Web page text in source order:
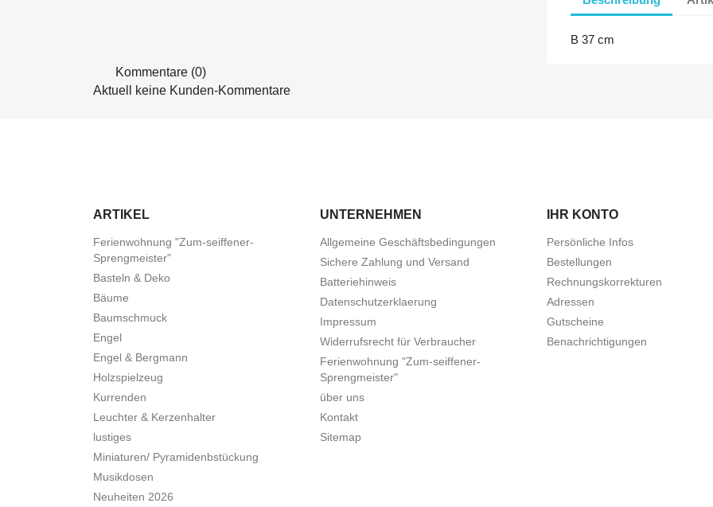
B 37 cm
Kommentare (0)
Aktuell keine Kunden-Kommentare
ARTIKEL
Ferienwohnung "Zum-seiffener-
Sprengmeister"
Basteln & Deko
Bäume
Baumschmuck
Engel
Engel & Bergmann
Holzspielzeug
Kurrenden
Leuchter & Kerzenhalter
lustiges
Miniaturen/ Pyramidenbstückung
Musikdosen
Neuheiten 2026
UNTERNEHMEN
Allgemeine Geschäftsbedingungen
Sichere Zahlung und Versand
Batteriehinweis
Datenschutzerklaerung
Impressum
Widerrufsrecht für Verbraucher
Ferienwohnung "Zum-seiffener-
Sprengmeister"
über uns
Kontakt
Sitemap
IHR KONTO
Persönliche Infos
Bestellungen
Rechnungskorrekturen
Adressen
Gutscheine
Benachrichtigungen